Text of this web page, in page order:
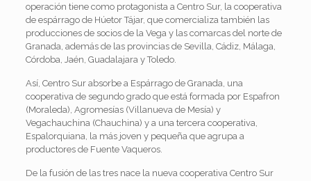
operación tiene como protagonista a Centro Sur, la cooperativa
de espárrago de Húetor Tájar, que comercializa también las
producciones de socios de la Vega y las comarcas del norte de
Granada, además de las provincias de Sevilla, Cádiz, Málaga,
Córdoba, Jaén, Guadalajara y Toledo.
Así, Centro Sur absorbe a Espárrago de Granada, una
cooperativa de segundo grado que está formada por Espafron
(Moraleda), Agromesías (Villanueva de Mesía) y
Vegachauchina (Chauchina) y a una tercera cooperativa,
Espalorquiana, la más joven y pequeña que agrupa a
productores de Fuente Vaqueros.
De la fusión de las tres nace la nueva cooperativa Centro Sur